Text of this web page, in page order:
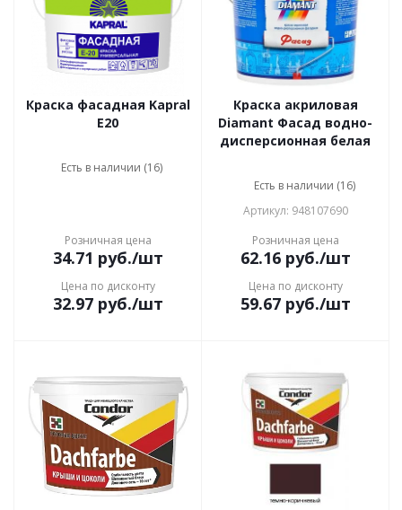
Краска фасадная Kapral
E20
Есть в наличии (16)
Розничная цена
34.71 руб./шт
Цена по дисконту
32.97руб./шт
Краска акриловая
Diamant Фасад водно-
дисперсионная белая
Есть в наличии (16)
Артикул: 948107690
Розничная цена
62.16руб./шт
Цена по дисконту
59.67руб./шт